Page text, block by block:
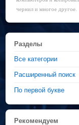
чернил и многое другое.
Разделы
Все категории
Расширенный поиск
По первой букве
Рекомендуем